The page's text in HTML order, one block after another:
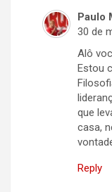
Paulo
30 de
Alô
Estou
que
casa,
Reply